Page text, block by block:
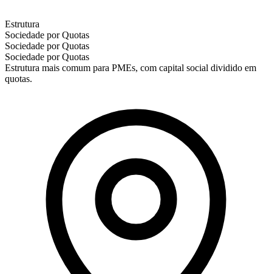
Estrutura
Sociedade por Quotas
Sociedade por Quotas
Sociedade por Quotas
Estrutura mais comum para PMEs, com capital social dividido em
quotas.